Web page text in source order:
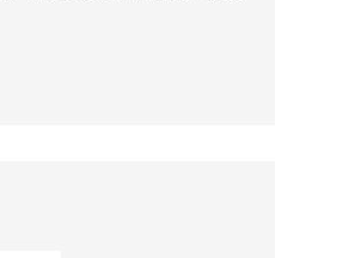
作运转平稳、无噪音，配有
化生产中*的机床辅助设备